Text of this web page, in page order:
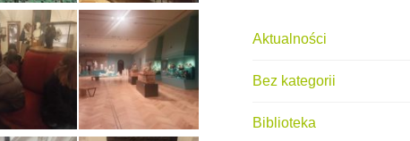
Aktualności
Bez kategorii
Biblioteka